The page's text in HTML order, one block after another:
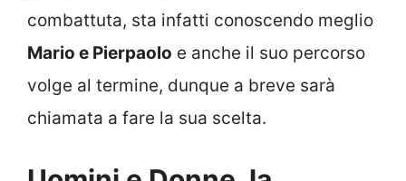
combattuta, sta infatti conoscendo meglio
Mario e Pierpaolo e anche il suo percorso
volge al termine, dunque a breve sarà
chiamata a fare la sua scelta.